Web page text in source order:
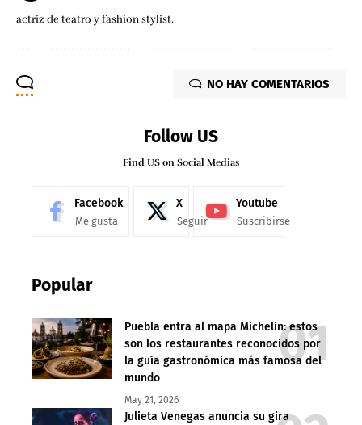
actriz de teatro y fashion stylist.
NO HAY COMENTARIOS
Follow US
Find US on Social Medias
Facebook
Me gusta
X
Seguir
Youtube
Suscribirse
Popular
Puebla entra al mapa Michelin: estos
son los restaurantes reconocidos por
la guía gastronómica más famosa del
mundo
May 21, 2026
Julieta Venegas anuncia su gira